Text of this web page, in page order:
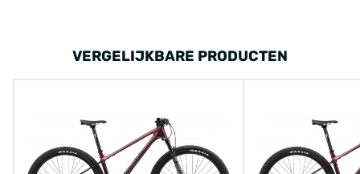
VERGELIJKBARE PRODUCTEN